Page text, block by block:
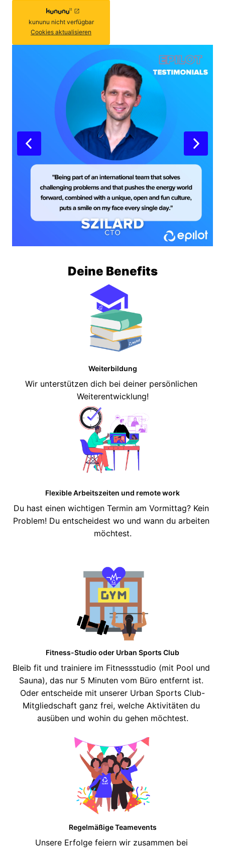
kununu nicht verfügbar
Cookies aktualisieren
Deine Benefits
Weiterbildung
Wir unterstützen dich bei deiner persönlichen
Weiterentwicklung!
Flexible Arbeitszeiten und remote work
Du hast einen wichtigen Termin am Vormittag? Kein
Problem! Du entscheidest wo und wann du arbeiten
möchtest.
Fitness-Studio oder Urban Sports Club
Bleib fit und trainiere im Fitnessstudio (mit Pool und
Sauna), das nur 5 Minuten vom Büro entfernt ist.
Oder entscheide mit unserer Urban Sports Club-
Mitgliedschaft ganz frei, welche Aktivitäten du
Regelmäßige Teamevents
Unsere Erfolge feiern wir zusammen bei